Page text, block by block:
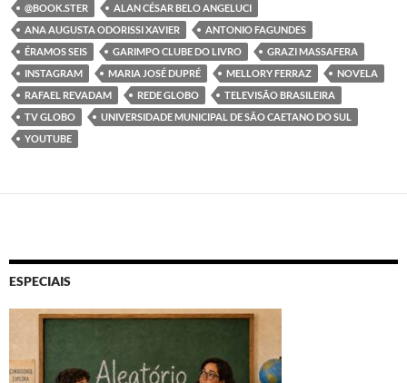
@BOOK.STER
ALAN CÉSAR BELO ANGELUCI
ANA AUGUSTA ODORISSI XAVIER
ANTONIO FAGUNDES
ÉRAMOS SEIS
GARIMPO CLUBE DO LIVRO
GRAZI MASSAFERA
INSTAGRAM
MARIA JOSÉ DUPRÉ MELLORY FERRAZ
NOVELA
RAFAEL REVADAM
REDE GLOBO
TELEVISÃO BRASILEIRA
TV GLOBO
UNIVERSIDADE MUNICIPAL DE SÃO CAETANO DO SUL
YOUTUBE
ESPECIAIS